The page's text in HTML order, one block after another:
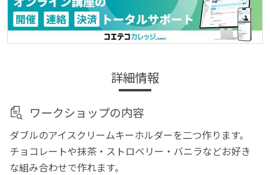
詳細情報
ワークショップの内容
ダブルのアイスクリームキーホルダーを二つ作ります。
チョコレートや抹茶・ストロベリー・バニラなどお好き
な組み合わせで作れます。